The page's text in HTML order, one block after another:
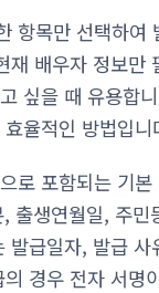
항목만 선택하여
재 배우자 정보만
싶을 때 유용합
율적인 방법입니
로 포함되는 기
출생연월일, 주민
발급일자, 발급 사
경우 전자 서명